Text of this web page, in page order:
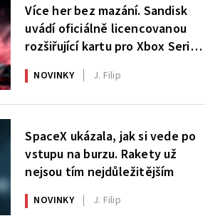
Více her bez mazání. Sandisk
uvádí oficiálně licencovanou
rozšiřující kartu pro Xbox Series
X|S
NOVINKY J. Filip
SpaceX ukázala, jak si vede po
vstupu na burzu. Rakety už
nejsou tím nejdůležitějším
NOVINKY J. Filip